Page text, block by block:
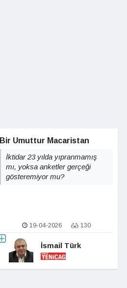
Bir Umuttur Macaristan
İktidar 23 yılda yıpranmamış
mı, yoksa anketler gerçeği
gösteremiyor mu?
19-04-2026 130
İsmail Türk